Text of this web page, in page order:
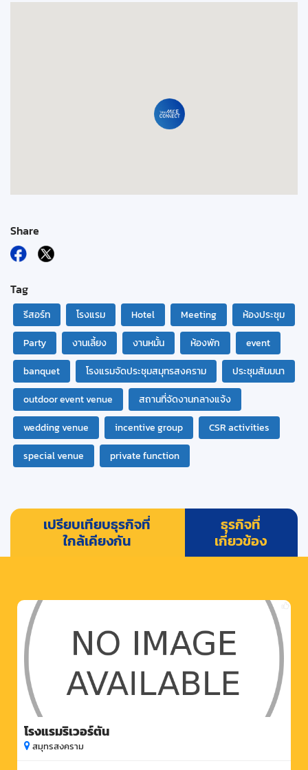
Share
Tag
รีสอร์ท โรงแรม Hotel Meeting
ห้องประชุม
Party
งานเลี้ยง งานหมั้น ห้องพัก
event
banquet
โรงแรมจัดประชุมสมุทรสงคราม
ประชุมสัมมนา
outdoor event venue
สถานที่จัดงานกลางแจ้ง
wedding venue
incentive group
CSR activities
special venue
private function
เปรียบเทียบธุรกิจที่
ใกล้เคียงกัน
ธุรกิจที่
เกี่ยวข้อง
โรงแรมริเวอร์ตัน
สมุทรสงคราม